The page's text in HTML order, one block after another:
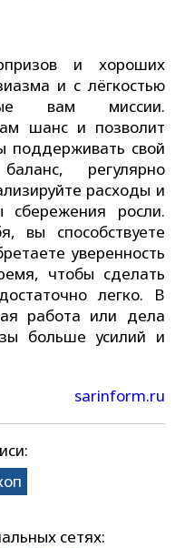
и хороших
и с лёгкостью
вам миссии.
шанс и позволит
поддерживать свой
регулярно
расходы и
сбережения росли.
вы способствуете
уверенность
чтобы сделать
легко. В
работа или дела
больше усилий и
sarinform.ru
сетях: